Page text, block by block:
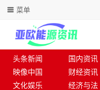
菜单
头条新闻 国内资讯
映像中国
财经资讯
文化娱乐
经济与法